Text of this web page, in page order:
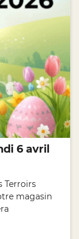
6 avril
Terroirs
magasin